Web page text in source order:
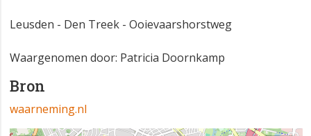
Leusden - Den Treek - Ooievaarshorstweg
Waargenomen door: Patricia Doornkamp
Bron
waarneming.nl